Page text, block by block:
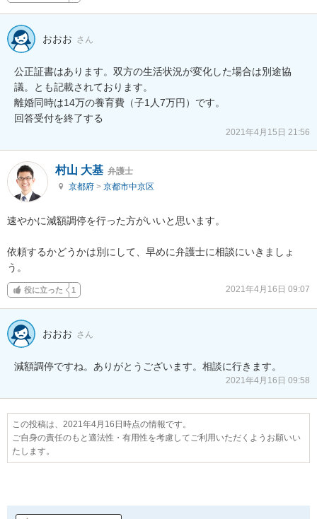
おおお さん
公正証書はあります。双方の生活状況が変化した場合は別途協
議。とも記載されております。
離婚同時は14万の養育費（子1人7万円）です。
2021年4月15日 21:56
村山 大基 弁護士
京都府 > 京都市中京区
速やかに減額調停を行った方がいいと思います。
依頼するかどうかは別にして、早めに弁護士に相談にいきましょ
う。
役に立った 1 2021年4月16日 09:07
おおお さん
減額調停ですね。ありがとうございます。相談に行きます。
2021年4月16日 09:58
この投稿は、2021年4月16日時点の情報です。
ご自身の責任のもと適法性・有用性を考慮してご利用いただくようお願いい
たします。